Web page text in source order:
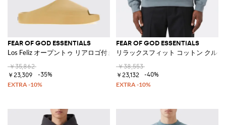
FEAR OF GOD ESSENTIALS
Los Feliz オープントゥ リアロゴ付き ラバースライド
￥35,862
￥23,309
-35%
FEAR OF GOD ESSENTIALS
リラックスフィット コットン クル
￥38,553
￥23,132
-40%